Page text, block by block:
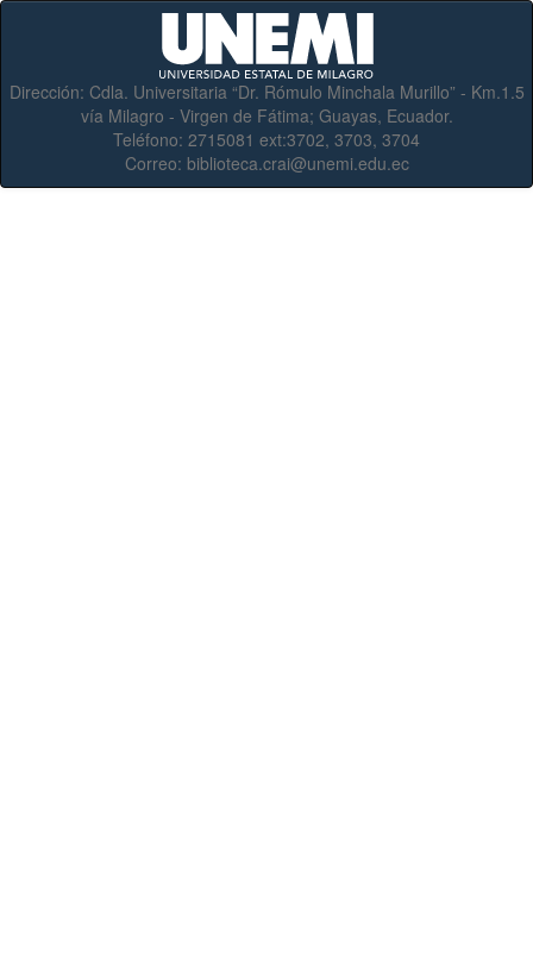
Dirección: Cdla. Universitaria “Dr. Rómulo Minchala Murillo” - Km.1.5
vía Milagro - Virgen de Fátima; Guayas, Ecuador.
Teléfono: 2715081 ext:3702, 3703, 3704
Correo: biblioteca.crai@unemi.edu.ec